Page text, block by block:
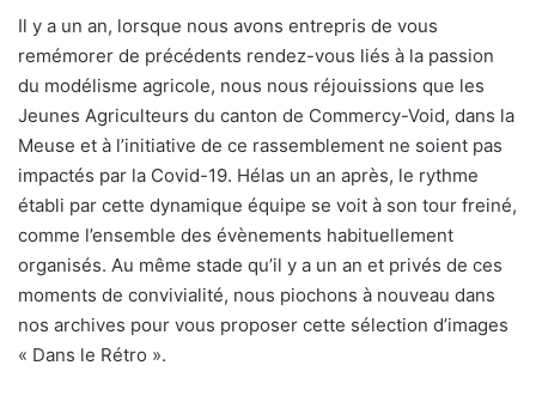
Il y a un an, lorsque nous avons entrepris de vous
remémorer de précédents rendez-vous liés à la passion
du modélisme agricole, nous nous réjouissions que les
Jeunes Agriculteurs du canton de Commercy-Void, dans la
Meuse et à l’initiative de ce rassemblement ne soient pas
impactés par la Covid-19. Hélas un an après, le rythme
établi par cette dynamique équipe se voit à son tour freiné,
comme l’ensemble des évènements habituellement
organisés. Au même stade qu’il y a un an et privés de ces
moments de convivialité, nous piochons à nouveau dans
nos archives pour vous proposer cette sélection d’images
« Dans le Rétro ».